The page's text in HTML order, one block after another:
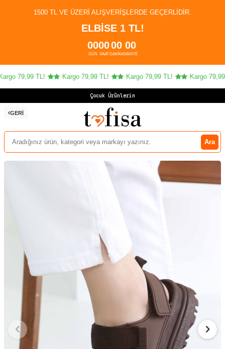
1500 TL VE ÜZERI ALIŞVERIŞLERDE GEÇERLIDIR.
ELBİSE 1 TL!
00
GÜN
00
SAAT
00
DAKIKA
00
SANIYE
79,99 TL! Kargo 79,99 TL! Kargo 79,99 TL! Kargo 79,99
Çocuk Ürünlerinde
GERI
Ara